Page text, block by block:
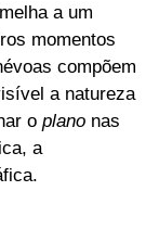
a um
momentos
compõem
a natureza
o plano nas
a